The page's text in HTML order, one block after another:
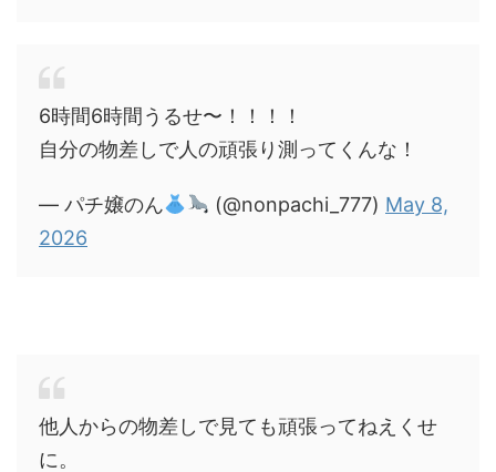
6時間6時間うるせ〜！！！！
自分の物差しで人の頑張り測ってくんな！
— パチ嬢のん (@nonpachi_777) May 8,
2026
他人からの物差しで見ても頑張ってねえくせ
に。